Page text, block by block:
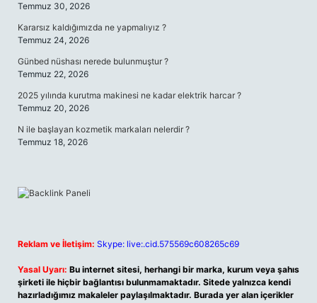
Temmuz 30, 2026
Kararsız kaldığımızda ne yapmalıyız ?
Temmuz 24, 2026
Günbed nüshası nerede bulunmuştur ?
Temmuz 22, 2026
2025 yılında kurutma makinesi ne kadar elektrik harcar ?
Temmuz 20, 2026
N ile başlayan kozmetik markaları nelerdir ?
Temmuz 18, 2026
Reklam ve İletişim: Skype: live:.cid.575569c608265c69
Yasal Uyarı: Bu internet sitesi, herhangi bir marka, kurum veya şahıs
şirketi ile hiçbir bağlantısı bulunmamaktadır. Sitede yalnızca kendi
hazırladığımız makaleler paylaşılmaktadır. Burada yer alan içerikler